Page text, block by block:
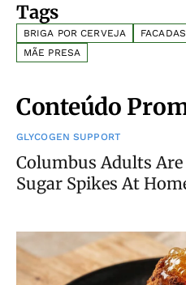
Tags
BRIGA POR CERVEJA FACADAS
MÃE PRESA